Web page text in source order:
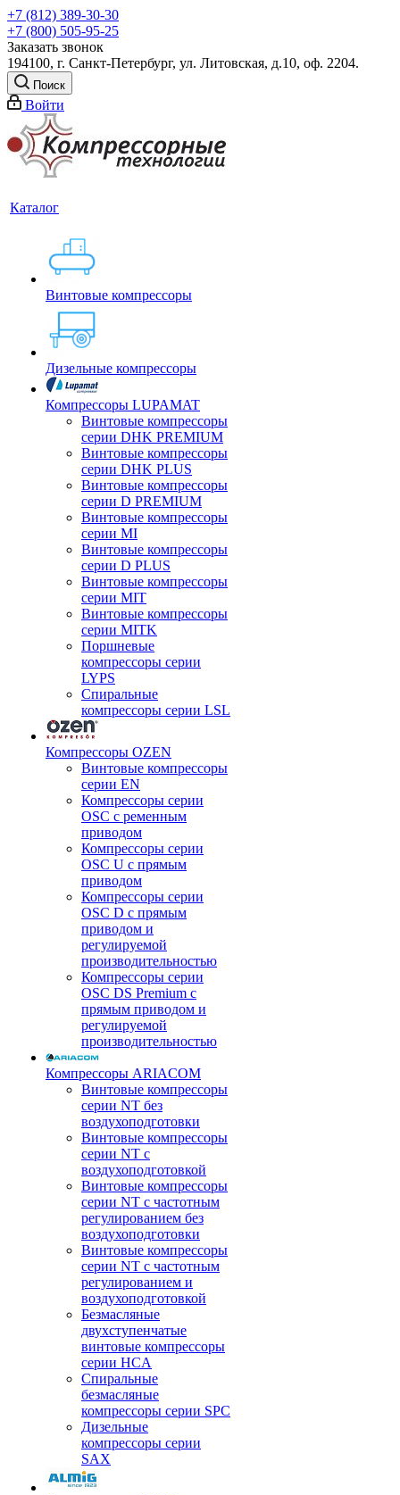
+7 (812) 389-30-30
+7 (800) 505-95-25
Заказать звонок
194100, г. Санкт-Петербург, ул. Литовская, д.10, оф. 2204.
Поиск
Войти
Каталог
Винтовые компрессоры
Дизельные компрессоры
Компрессоры LUPAMAT
Винтовые компрессоры
серии DHK PREMIUM
Винтовые компрессоры
серии DHK PLUS
Винтовые компрессоры
серии D PREMIUM
Винтовые компрессоры
серии MI
Винтовые компрессоры
серии D PLUS
Винтовые компрессоры
серии MIT
Винтовые компрессоры
серии MITK
Поршневые
компрессоры серии
LYPS
Спиральные
компрессоры серии LSL
Компрессоры OZEN
Винтовые компрессоры
серии EN
Компрессоры серии
OSC с ременным
приводом
Компрессоры серии
OSC U с прямым
приводом
Компрессоры серии
OSC D с прямым
приводом и
регулируемой
производительностью
Компрессоры серии
OSC DS Premium с
прямым приводом и
регулируемой
производительностью
Компрессоры ARIACOM
Винтовые компрессоры
серии NT без
воздухоподготовки
Винтовые компрессоры
серии NT c
воздухоподготовкой
Винтовые компрессоры
серии NT с частотным
регулированием без
воздухоподготовки
Винтовые компрессоры
серии NT с частотным
регулированием и
воздухоподготовкой
Безмасляные
двухступенчатые
винтовые компрессоры
серии HCA
Спиральные
безмасляные
компрессоры серии SPC
Дизельные
компрессоры серии
SAX